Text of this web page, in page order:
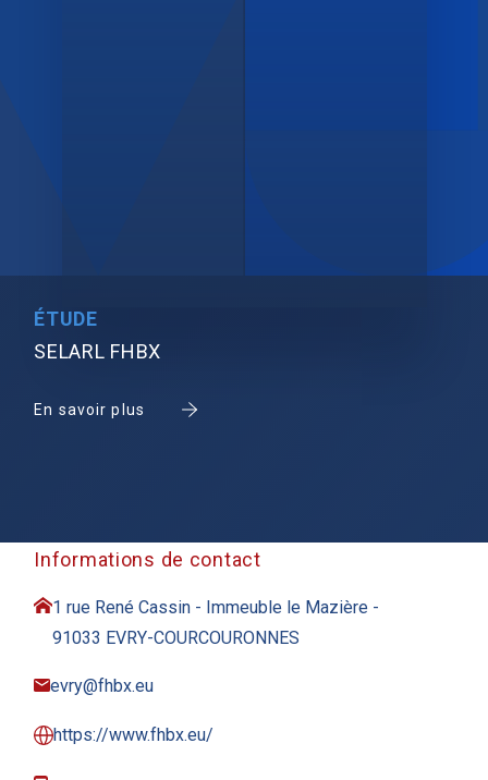
ÉTUDE
SELARL FHBX
En savoir plus
Informations de contact
1 rue René Cassin - Immeuble le Mazière -
91033 EVRY-COURCOURONNES
evry@fhbx.eu
https://www.fhbx.eu/